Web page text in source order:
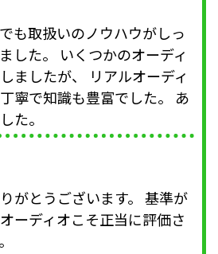
も取扱いのノウハウがしっ
した。 いくつかのオーディ
ましたが、 リアルオーディ
寧で知識も豊富でした。 あ
た。
がとうございます。 基準が
ーディオこそ正当に評価さ